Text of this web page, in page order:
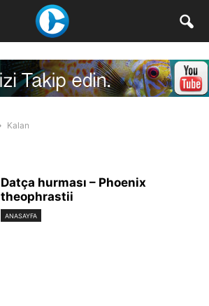
Kalan
Datça hurması – Phoenix
theophrastii
ANASAYFA